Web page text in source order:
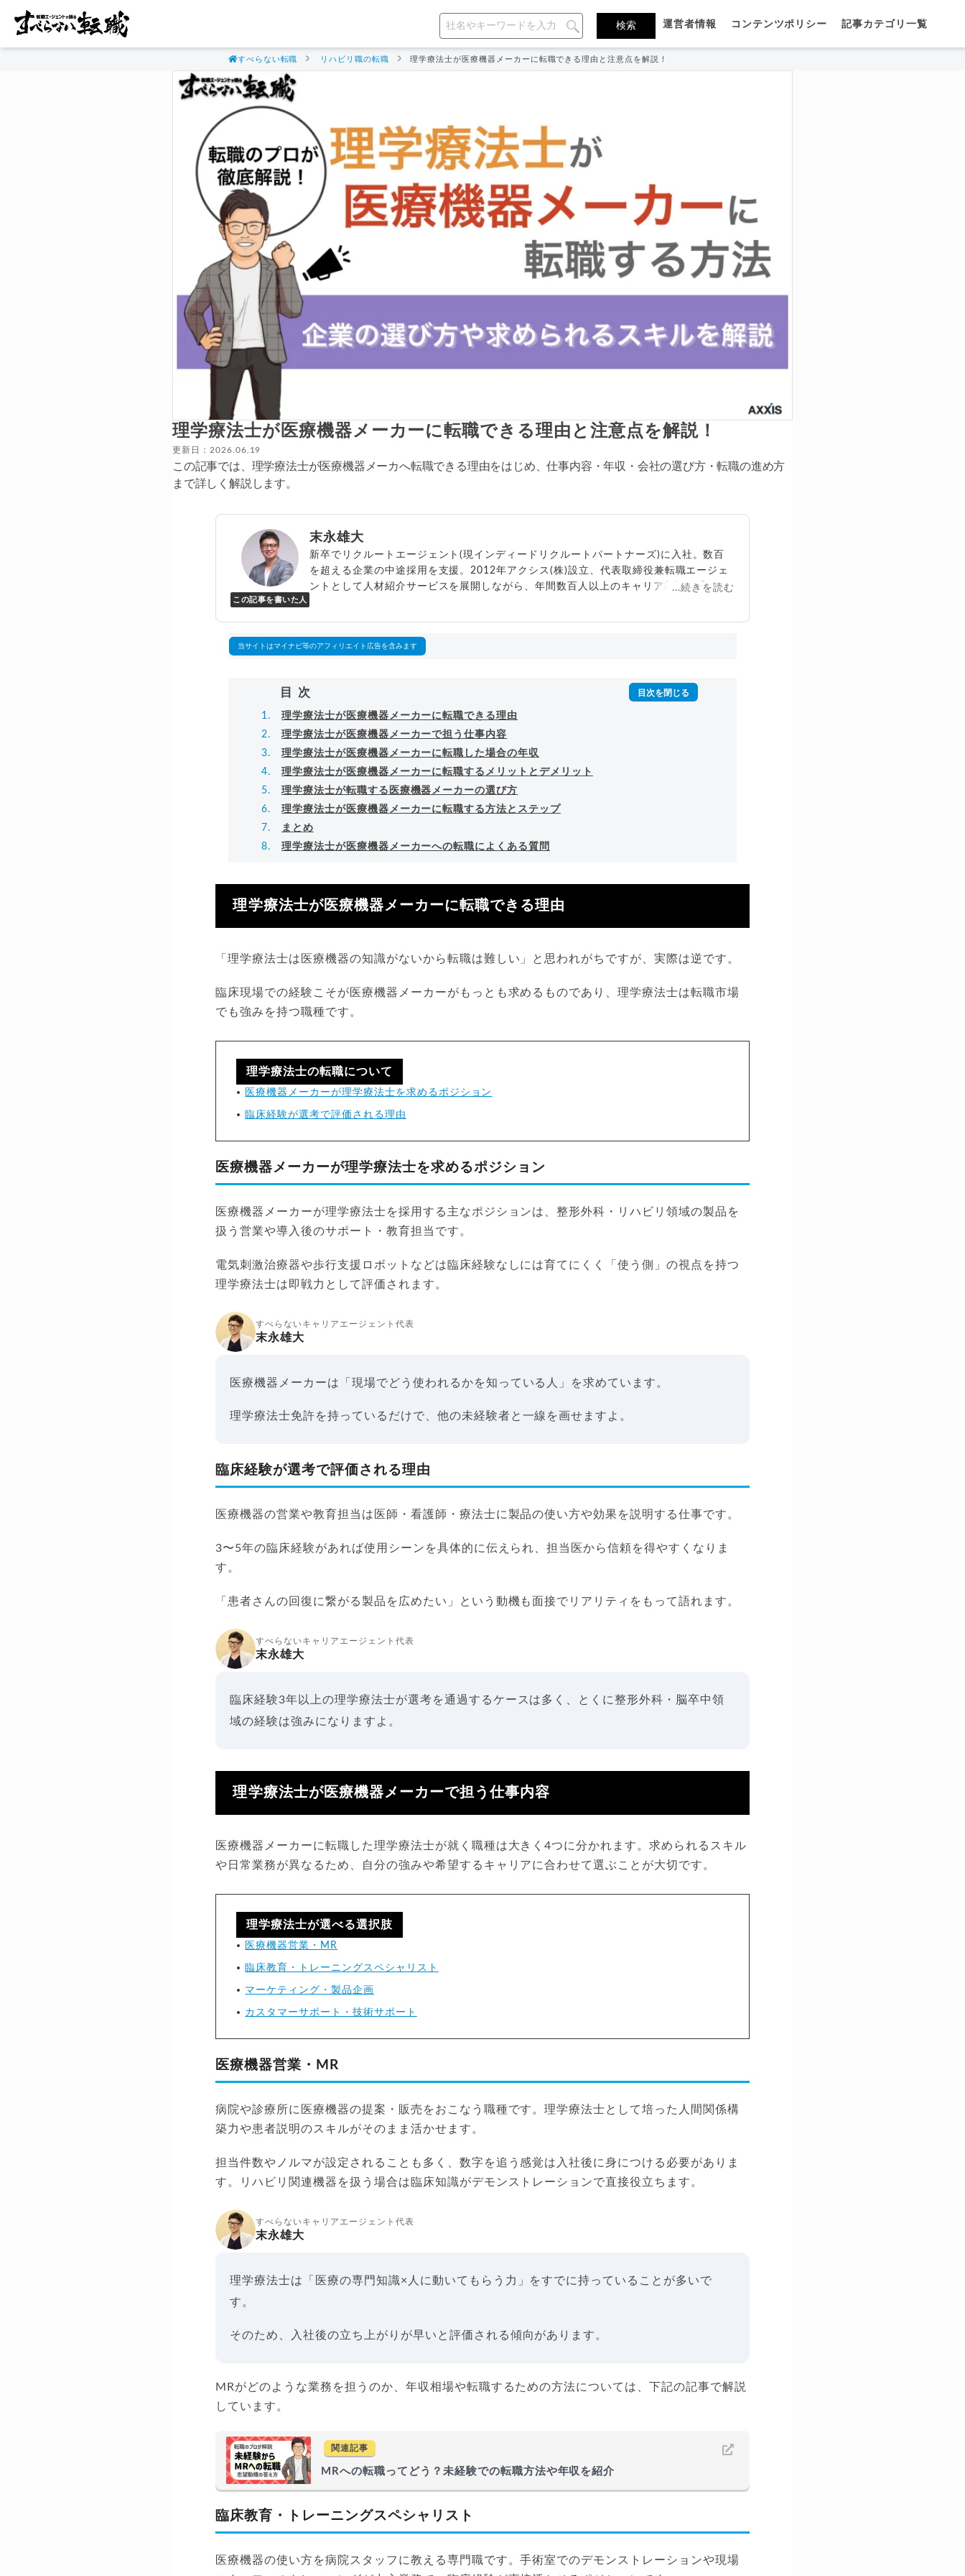
運営者情報 コンテンツポリシー 記事カテゴリ一覧
すべらない転職 リハビリ職の転職 理学療法士が医療機器メーカーに転職できる理由と注意点を解説！
理学療法士が医療機器メーカーに転職できる理由と注意点を解説！
更新日：2026.06.19
この記事では、理学療法士が医療機器メーカへ転職できる理由をはじめ、仕事内容・年収・会社の選び方・転職の進め方
まで詳しく解説します。
この記事を書いた人
末永雄大
新卒でリクルートエージェント(現インディードリクルートパートナーズ)に入社。数百
を超える企業の中途採用を支援。2012年アクシス(株)設立、代表取締役兼転職エージェ
ントとして人材紹介サービスを展開しながら、年間数百人以上のキャリア相談に乗る。
...続きを読む
当サイトはマイナビ等のアフィリエイト広告を含みます
目次
理学療法士が医療機器メーカーに転職できる理由
理学療法士が医療機器メーカーで担う仕事内容
理学療法士が医療機器メーカーに転職した場合の年収
理学療法士が医療機器メーカーに転職するメリットとデメリット
理学療法士が転職する医療機器メーカーの選び方
理学療法士が医療機器メーカーに転職する方法とステップ
まとめ
理学療法士が医療機器メーカーへの転職によくある質問
理学療法士が医療機器メーカーに転職できる理由
「理学療法士は医療機器の知識がないから転職は難しい」と思われがちですが、実際は逆です。
臨床現場での経験こそが医療機器メーカーがもっとも求めるものであり、理学療法士は転職市場
でも強みを持つ職種です。
理学療法士の転職について
医療機器メーカーが理学療法士を求めるポジション
臨床経験が選考で評価される理由
医療機器メーカーが理学療法士を求めるポジション
医療機器メーカーが理学療法士を採用する主なポジションは、整形外科・リハビリ領域の製品を
扱う営業や導入後のサポート・教育担当です。
電気刺激治療器や歩行支援ロボットなどは臨床経験なしには育てにくく「使う側」の視点を持つ
理学療法士は即戦力として評価されます。
すべらないキャリアエージェント代表
末永雄大
医療機器メーカーは「現場でどう使われるかを知っている人」を求めています。
理学療法士免許を持っているだけで、他の未経験者と一線を画せますよ。
臨床経験が選考で評価される理由
医療機器の営業や教育担当は医師・看護師・療法士に製品の使い方や効果を説明する仕事です。
3〜5年の臨床経験があれば使用シーンを具体的に伝えられ、担当医から信頼を得やすくなりま
す。
「患者さんの回復に繋がる製品を広めたい」という動機も面接でリアリティをもって語れます。
すべらないキャリアエージェント代表
末永雄大
臨床経験3年以上の理学療法士が選考を通過するケースは多く、とくに整形外科・脳卒中領
域の経験は強みになりますよ。
理学療法士が医療機器メーカーで担う仕事内容
医療機器メーカーに転職した理学療法士が就く職種は大きく4つに分かれます。求められるスキル
や日常業務が異なるため、自分の強みや希望するキャリアに合わせて選ぶことが大切です。
理学療法士が選べる選択肢
医療機器営業・MR
臨床教育・トレーニングスペシャリスト
マーケティング・製品企画
カスタマーサポート・技術サポート
医療機器営業・MR
病院や診療所に医療機器の提案・販売をおこなう職種です。理学療法士として培った人間関係構
築力や患者説明のスキルがそのまま活かせます。
担当件数やノルマが設定されることも多く、数字を追う感覚は入社後に身につける必要がありま
す。リハビリ関連機器を扱う場合は臨床知識がデモンストレーションで直接役立ちます。
すべらないキャリアエージェント代表
末永雄大
理学療法士は「医療の専門知識×人に動いてもらう力」をすでに持っていることが多いで
す。
そのため、入社後の立ち上がりが早いと評価される傾向があります。
MRがどのような業務を担うのか、年収相場や転職するための方法については、下記の記事で解説
しています。
関連記事
MRへの転職ってどう？未経験での転職方法や年収を紹介
臨床教育・トレーニングスペシャリスト
医療機器の使い方を病院スタッフに教える専門職です。手術室でのデモンストレーションや現場